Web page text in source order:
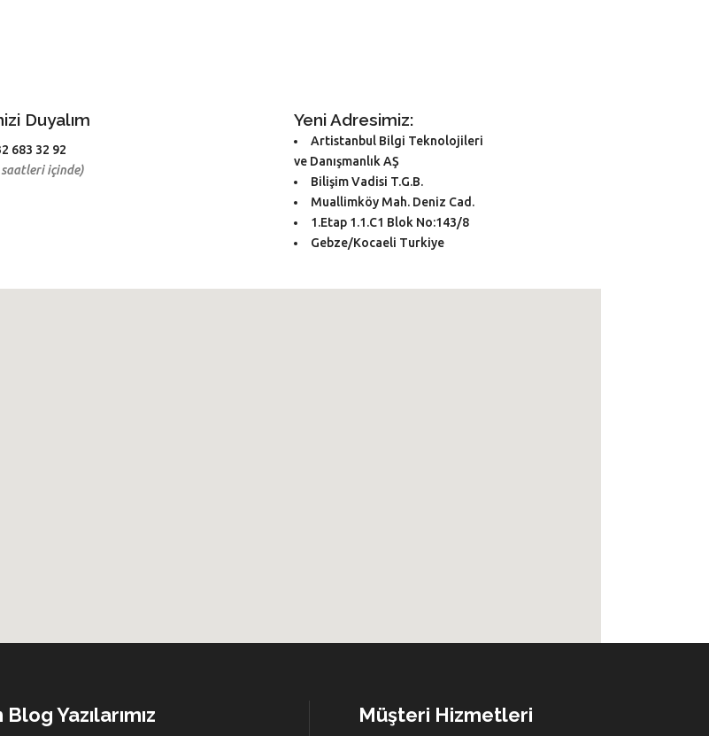
Duyalım
683 32 92
saatleri içinde)
Yeni Adresimiz:
Artistanbul Bilgi Teknolojileri
ve Danışmanlık AŞ
Bilişim Vadisi T.G.B.
Muallimköy Mah. Deniz Cad.
1.Etap 1.1.C1 Blok No:143/8
Gebze/Kocaeli Turkiye
Blog Yazılarımız Müşteri Hizmetleri